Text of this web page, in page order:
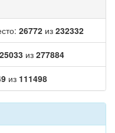
26772 из 232332
25033 из 277884
из 111498